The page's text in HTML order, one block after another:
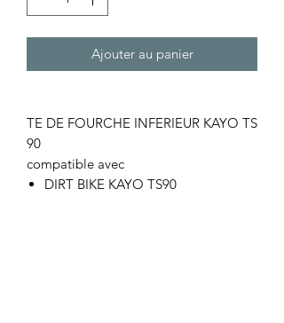
Ajouter au panier
TE DE FOURCHE INFERIEUR KAYO TS
90
compatible avec
DIRT BIKE KAYO TS90